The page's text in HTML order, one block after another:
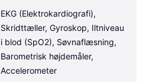
EKG (Elektrokardiografi),
Skridttæller, Gyroskop, Iltniveau
i blod (SpO2), Søvnaflæsning,
Barometrisk højdemåler,
Accelerometer